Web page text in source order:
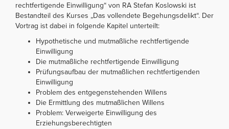
rechtfertigende Einwilligung“ von RA Stefan Koslowski ist
Bestandteil des Kurses „Das vollendete Begehungsdelikt“. Der
Vortrag ist dabei in folgende Kapitel unterteilt:
Hypothetische und mutmaßliche rechtfertigende
Einwilligung
Die mutmaßliche rechtfertigende Einwilligung
Prüfungsaufbau der mutmaßlichen rechtfertigenden
Einwilligung
Problem des entgegenstehenden Willens
Die Ermittlung des mutmaßlichen Willens
Problem: Verweigerte Einwilligung des
Erziehungsberechtigten